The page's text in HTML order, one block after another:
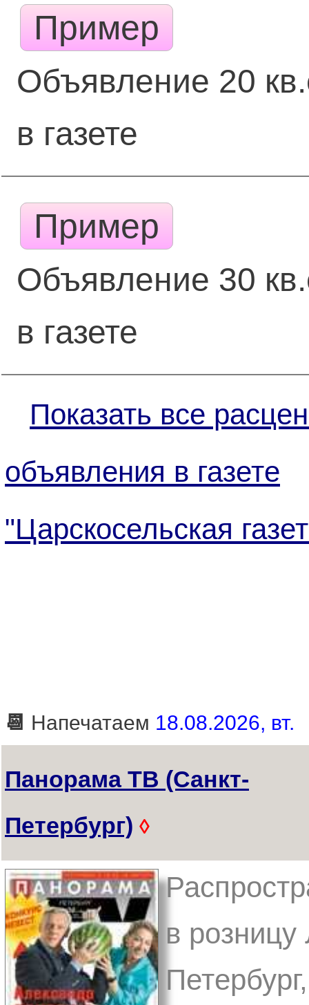
Пример
Объявление 20
в газете
Пример
Объявление 30
в газете
Показать все
объявления в газете
"Царскосельская
📆 Напечатаем 18.08.2026, вт.
Панорама ТВ (Санкт-
Петербург) ◊
в розницу